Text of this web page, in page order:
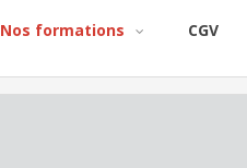
Nos formations CGV